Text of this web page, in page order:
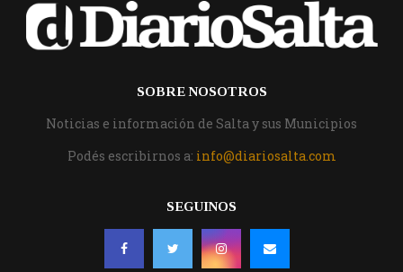
SOBRE NOSOTROS
Noticias e información de Salta y sus Municipios
Podés escribirnos a: info@diariosalta.com
SEGUINOS